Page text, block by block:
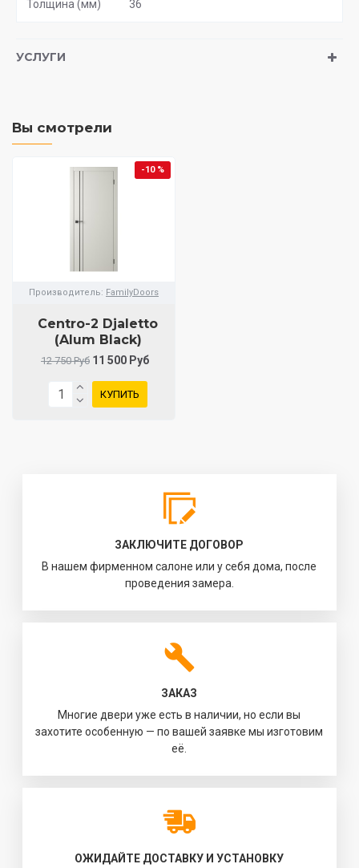
Толщина (мм) 36
УСЛУГИ
Вы смотрели
-10 %
Производитель: FamilyDoors
Centro-2 Djaletto
(Alum Black)
12 750 Руб 11 500 Руб
КУПИТЬ
ЗАКЛЮЧИТЕ ДОГОВОР
В нашем фирменном салоне или у себя дома, после
проведения замера.
ЗАКАЗ
Многие двери уже есть в наличии, но если вы
захотите особенную — по вашей заявке мы изготовим
её.
ОЖИДАЙТЕ ДОСТАВКУ И УСТАНОВКУ